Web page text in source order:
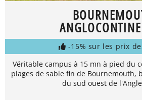
-15% sur les prix
Véritable campus à 15 mn à pied du
plages de sable fin de Bournemouth,
du sud ouest de